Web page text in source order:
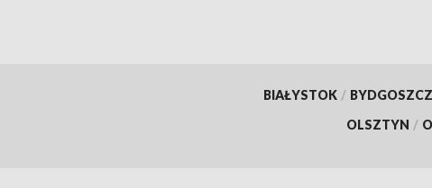
BIAŁYSTOK / BYDGOSZCZ
OLSZTYN /